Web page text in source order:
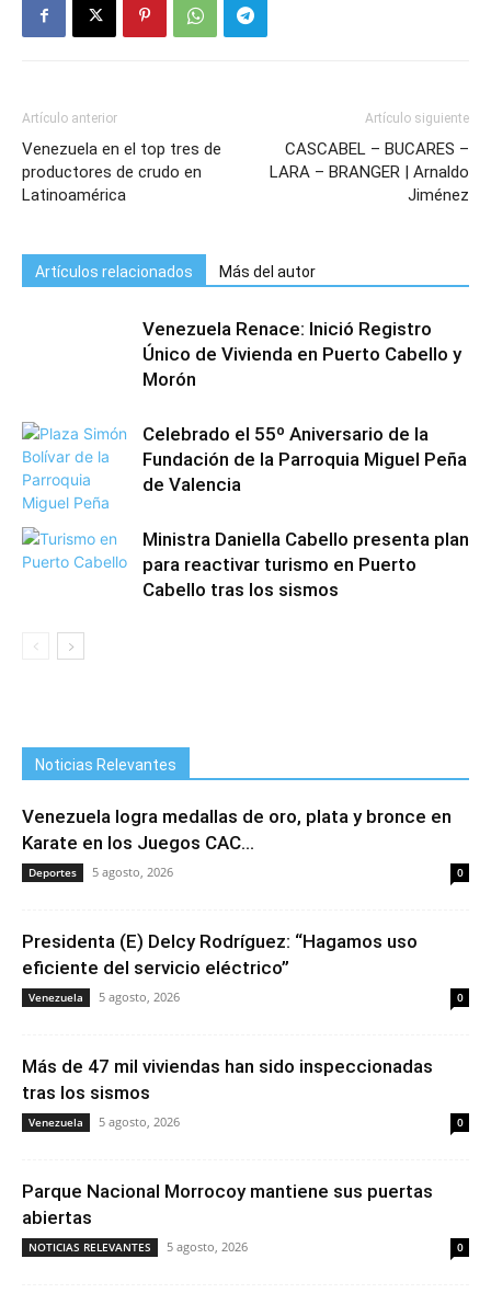
Artículo anterior
Venezuela en el top tres de
productores de crudo en
Latinoamérica
Artículo siguiente
CASCABEL – BUCARES –
LARA – BRANGER | Arnaldo
Jiménez
Artículos relacionados Más del autor
Venezuela Renace: Inició Registro
Único de Vivienda en Puerto Cabello y
Morón
Celebrado el 55º Aniversario de la
Fundación de la Parroquia Miguel Peña
de Valencia
Ministra Daniella Cabello presenta plan
para reactivar turismo en Puerto
Cabello tras los sismos
Noticias Relevantes
Venezuela logra medallas de oro, plata y bronce en
Karate en los Juegos CAC...
Deportes 5 agosto, 2026 0
Presidenta (E) Delcy Rodríguez: “Hagamos uso
eficiente del servicio eléctrico”
Venezuela 5 agosto, 2026 0
Más de 47 mil viviendas han sido inspeccionadas
tras los sismos
Venezuela 5 agosto, 2026 0
Parque Nacional Morrocoy mantiene sus puertas
abiertas
NOTICIAS RELEVANTES 5 agosto, 2026 0